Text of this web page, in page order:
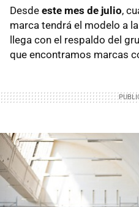
Desde este mes de julio,
marca tendrá el modelo a
llega con el respaldo del
que encontramos marcas